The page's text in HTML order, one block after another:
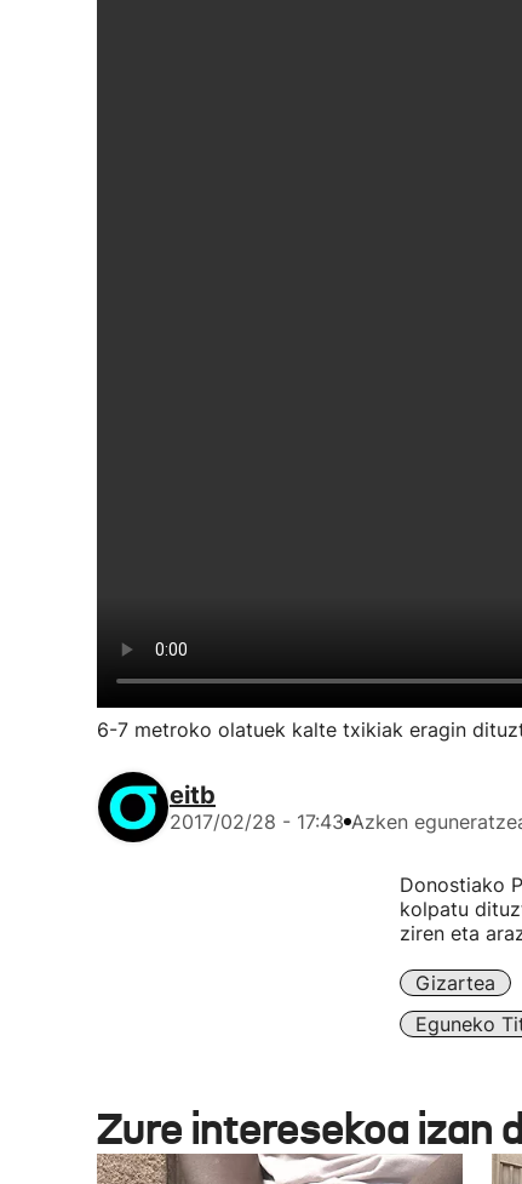
6-7 metroko olatuek kalte txikiak eragin
eitb
2017/02/28 - 17:43 Azken
Donostiako
kolpatu
ziren eta
Gizartea
Eguneko
Zure interesekoa izan